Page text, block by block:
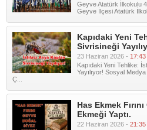
Geyve Atatürk İlkokulu 4
Geyve İlçesi Atatürk
Kapıdaki Yeni
Sivrisineği
23 Haziran 2026 - 17:43
Kapıdaki Yeni Tehlike:
Yayılıyor! Sosyal
Ç...
Has Ekmek
Ekmeği Yaptı.
22 Haziran 2026 - 21:35